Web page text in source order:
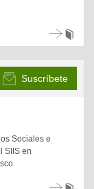
Suscríbete
Sociales e
SIIS en